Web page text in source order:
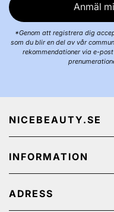
Anmäl
*Genom att registrera dig
som du blir en del av vår
rekommendationer via e-
NICEBEAUTY.SE
Startsidan
Om oss
Job
Spåra ditt paket
INFORMATION
Kundservice
Integritetspolicy
Köp & Leveransvillkor
ADRESS